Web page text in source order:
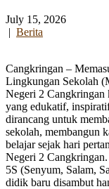
July 15, 2026
| Berita
Cangkringan –
Lingkungan Sekolah
Negeri 2 Cangkringan
yang edukatif,
dirancang untuk
sekolah, membangun
belajar sejak hari
Negeri 2
5S (Senyum, Salam,
didik baru disambut